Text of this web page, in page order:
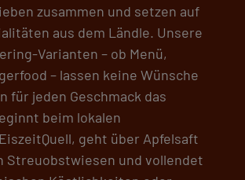
zusammen und setzen auf
aus dem Ländle. Unsere
Varianten – ob Menü,
– lassen keine Wünsche
für jeden Geschmack das
beim lokalen
geht über Apfelsaft
Streuobstwiesen und vollendet